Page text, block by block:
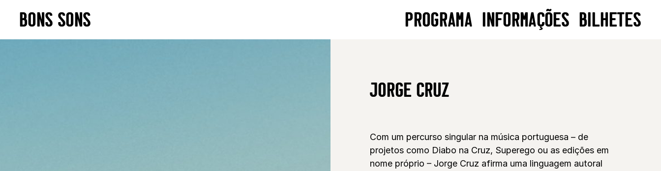
BONS SONS PROGRAMA INFORMAÇÕES BILHETES
JORGE CRUZ
Com um percurso singular na música portuguesa – de
projetos como Diabo na Cruz, Superego ou as edições em
nome próprio – Jorge Cruz afirma uma linguagem autoral